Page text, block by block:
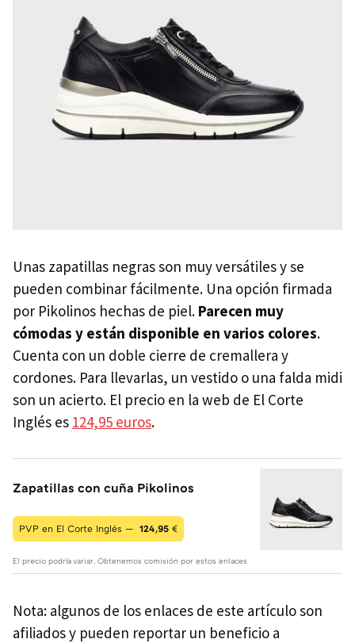
Unas zapatillas negras son muy versátiles y se
pueden combinar fácilmente. Una opción firmada
por Pikolinos hechas de piel. Parecen muy
cómodas y están disponible en varios colores.
Cuenta con un doble cierre de cremallera y
cordones. Para llevarlas, un vestido o una falda midi
son un acierto. El precio en la web de El Corte
Inglés es 124,95 euros.
Zapatillas con cuña Pikolinos
PVP en El Corte Inglés — 124,95 €
El precio podría variar. Obtenemos comisión por estos enlaces
Nota: algunos de los enlaces de este artículo son
afiliados y pueden reportar un beneficio a